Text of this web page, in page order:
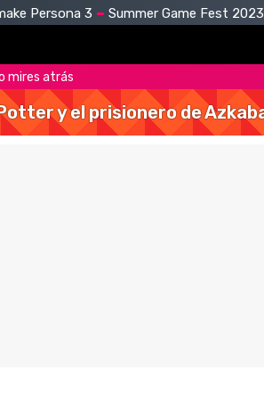
Persona 3 Summer Game Fest 2023
mires atrás
y el prisionero de